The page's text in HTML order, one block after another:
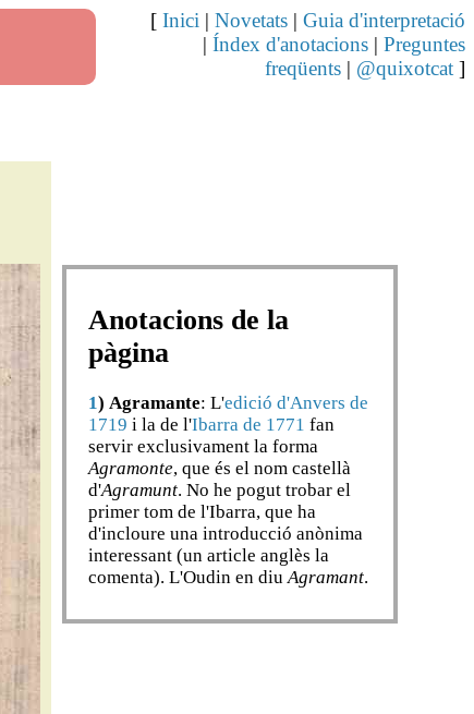
[ Inici | Novetats | Guia d'interpretació
| Índex d'anotacions | Preguntes
freqüents | @quixotcat ]
Anotacions de la
pàgina
1) Agramante: L'edició d'Anvers de
1719 i la de l'Ibarra de 1771 fan
servir exclusivament la forma
Agramonte, que és el nom castellà
d'Agramunt. No he pogut trobar el
primer tom de l'Ibarra, que ha
d'incloure una introducció anònima
interessant (un article anglès la
comenta). L'Oudin en diuAgramant.